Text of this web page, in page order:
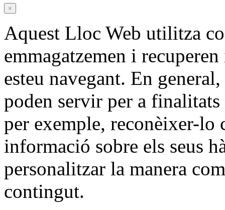
×
Aquest Lloc Web utilitza
emmagatzemen i
esteu navegant. En
poden servir per a
per exemple, reconèixer-lo
informació sobre els seus
personalitzar la manera
contingut.